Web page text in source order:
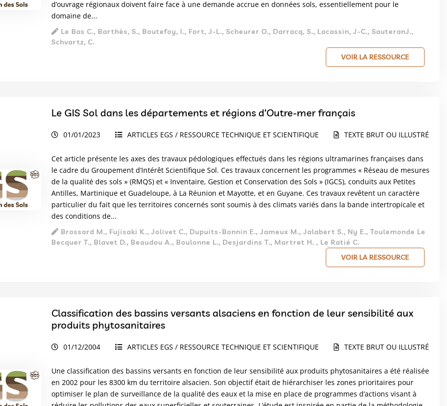
d’ouvrage régionaux doivent faire face à une demande accrue en données sols, essentiellement pour le
domaine de...
Le Bas C., Barthès, S., Boutefoy, I., Fort, J-L., Scheurer O., Darracq, S., Lacassin, J-C., SauteranJ.,
Schvartz, C.
VOIR LA RESSOURCE
Le GIS Sol dans les départements et régions d’Outre-mer français
01/01/2023 ARTICLES EGS / RESSOURCE TECHNIQUE ET SCIENTIFIQUE TEXTE BRUT OU ILLUSTRÉ
Cet article présente les axes des travaux pédologiques effectués dans les régions ultramarines françaises dans
le cadre du Groupement d’Intérêt Scientifique Sol. Ces travaux concernent les programmes « Réseau de mesures
de la qualité des sols » (RMQS) et « Inventaire, Gestion et Conservation des Sols » (IGCS), conduits aux Petites
Antilles, Martinique et Guadeloupe, à La Réunion et Mayotte, et en Guyane. Ces travaux revêtent un caractère
particulier du fait que les territoires concernés sont soumis à des climats variés dans la bande intertropicale et
des conditions de...
Brossard M., Fujisaki K., Jolivet C., Dupuits-Bonnin E., Jameux M., Jalabert S., Ny E., Toulemonde Le
Becquer T., Blavet D., Beaudou A., Boulonne L., Desjardins T., Martret H. , Le Ratié C.
VOIR LA RESSOURCE
Classification des bassins versants alsaciens en fonction de leur sensibilité aux
produits phytosanitaires
01/12/2004 ARTICLES EGS / RESSOURCE TECHNIQUE ET SCIENTIFIQUE TEXTE BRUT OU ILLUSTRÉ
Une classification des bassins versants en fonction de leur sensibilité aux produits phytosanitaires a été réalisée
en 2002 pour les 8300 km du territoire alsacien. Son objectif était de hiérarchiser les zones prioritaires pour
optimiser le plan de surveillance de la qualité des eaux et la mise en place de programmes d’actions visant à